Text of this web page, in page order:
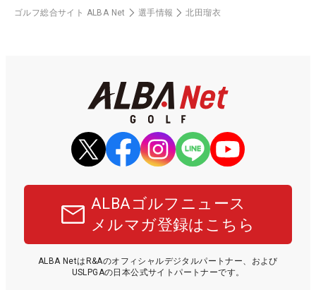
ゴルフ総合サイト ALBA Net 選手情報 北田瑠衣
ALBAゴルフニュース
メルマガ登録はこちら
ALBA NetはR&Aのオフィシャルデジタルパートナー、および
USLPGAの日本公式サイトパートナーです。